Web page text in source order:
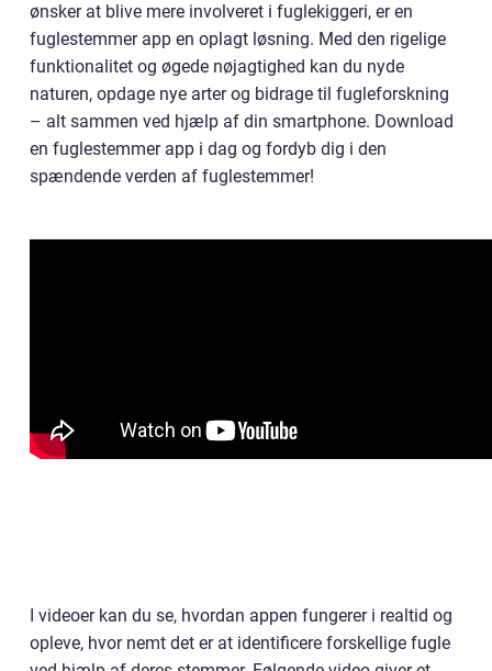
ønsker at blive mere involveret i fuglekiggeri, er en
fuglestemmer app en oplagt løsning. Med den rigelige
funktionalitet og øgede nøjagtighed kan du nyde
naturen, opdage nye arter og bidrage til fugleforskning
– alt sammen ved hjælp af din smartphone. Download
en fuglestemmer app i dag og fordyb dig i den
spændende verden af fuglestemmer!
I videoer kan du se, hvordan appen fungerer i realtid og
opleve, hvor nemt det er at identificere forskellige fugle